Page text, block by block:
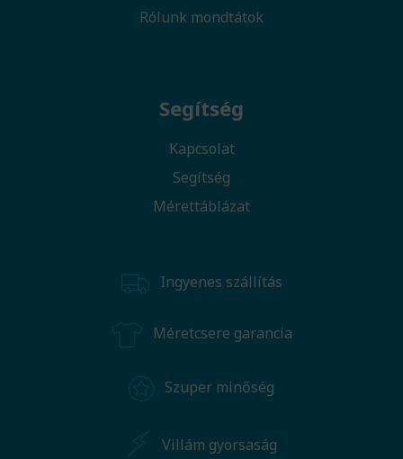
Rólunk mondtátok
Segítség
Kapcsolat
Segítség
Mérettáblázat
Ingyenes szállítás
Méretcsere garancia
Szuper minőség
Villám gyorsaság